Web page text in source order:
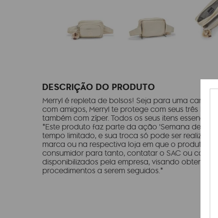
DESCRIÇÃO DO PRODUTO
Merryl é repleta de bolsos! Seja para uma
com amigos, Merryl te protege com seus três
também com zíper. Todos os seus itens
*Este produto faz parte da ação 'Semana de
tempo limitado, e sua troca só pode ser
marca ou na respectiva loja em que o produto
consumidor para tanto, contatar o SAC ou canais
disponibilizados pela empresa, visando obter
procedimentos a serem seguidos.*